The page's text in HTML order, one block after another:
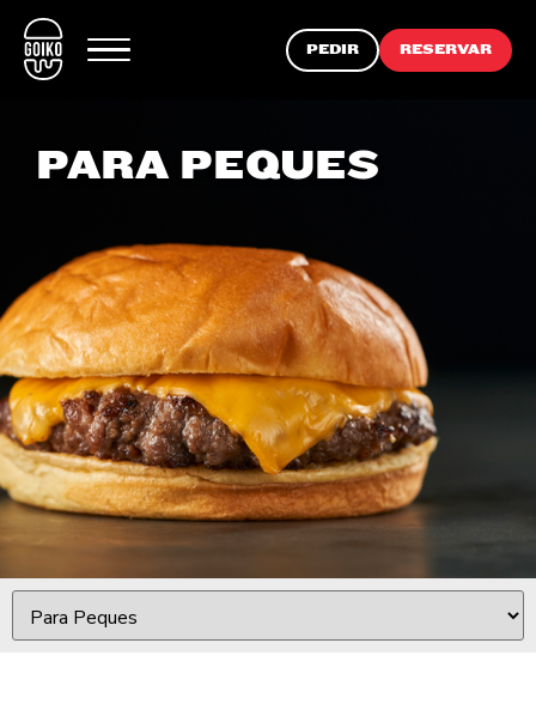
PEDIR RESERVAR
PARA PEQUES